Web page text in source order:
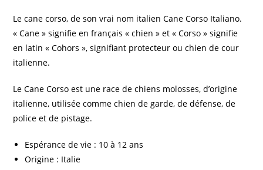
Le cane corso, de son vrai nom italien Cane Corso Italiano.
« Cane » signifie en français « chien » et « Corso » signifie
en latin « Cohors », signifiant protecteur ou chien de cour
italienne.
Le Cane Corso est une race de chiens molosses, d’origine
italienne, utilisée comme chien de garde, de défense, de
police et de pistage.
Espérance de vie : 10 à 12 ans
Origine : Italie